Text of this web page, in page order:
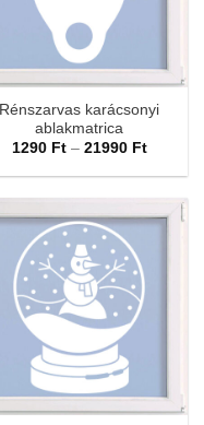
Rénszarvas karácsonyi
ablakmatrica
1290 Ft – 21990 Ft
-